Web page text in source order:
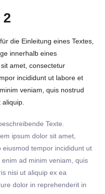
die Einleitung eines Textes,
innerhalb eines
amet, consectetur
incididunt ut labore et
veniam, quis nostrud
Texte.
ipsum dolor sit amet,
eiusmod tempor incididunt ut
ad minim veniam, quis
nisi ut aliquip ex ea
dolor in reprehenderit in